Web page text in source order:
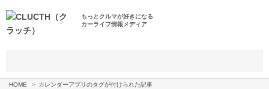
もっとクルマが好きになる
カーライフ情報メディア
HOME カレンダーアプリのタグが付けられた記事